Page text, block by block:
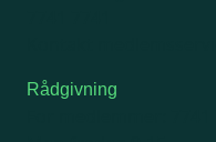
Rådgivning